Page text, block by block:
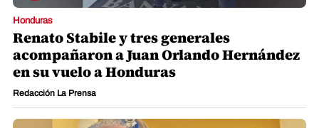
Honduras
Renato Stabile y tres generales
acompañaron a Juan Orlando Hernández
en su vuelo a Honduras
Redacción La Prensa